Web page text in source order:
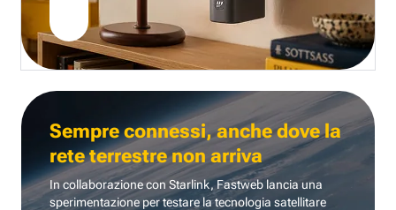
Sempre connessi, anche dove la
rete terrestre non arriva
In collaborazione con Starlink, Fastweb lancia una
sperimentazione per testare la tecnologia satellitare